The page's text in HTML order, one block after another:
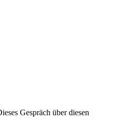
Gespräch über diesen